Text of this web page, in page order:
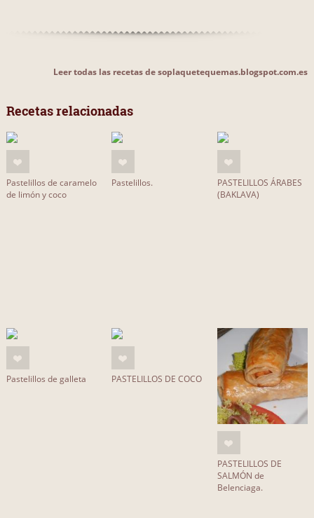
Leer todas las recetas de soplaquetequemas.blogspot.com.es
Recetas relacionadas
Pastelillos de caramelo
de limón y coco
Pastelillos.
PASTELILLOS ÁRABES
(BAKLAVA)
Pastelillos de galleta PASTELILLOS DE COCO
PASTELILLOS DE
SALMÓN de
Belenciaga.